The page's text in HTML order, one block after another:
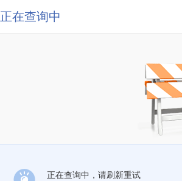
正在查询中
正在查询中，请刷新重试